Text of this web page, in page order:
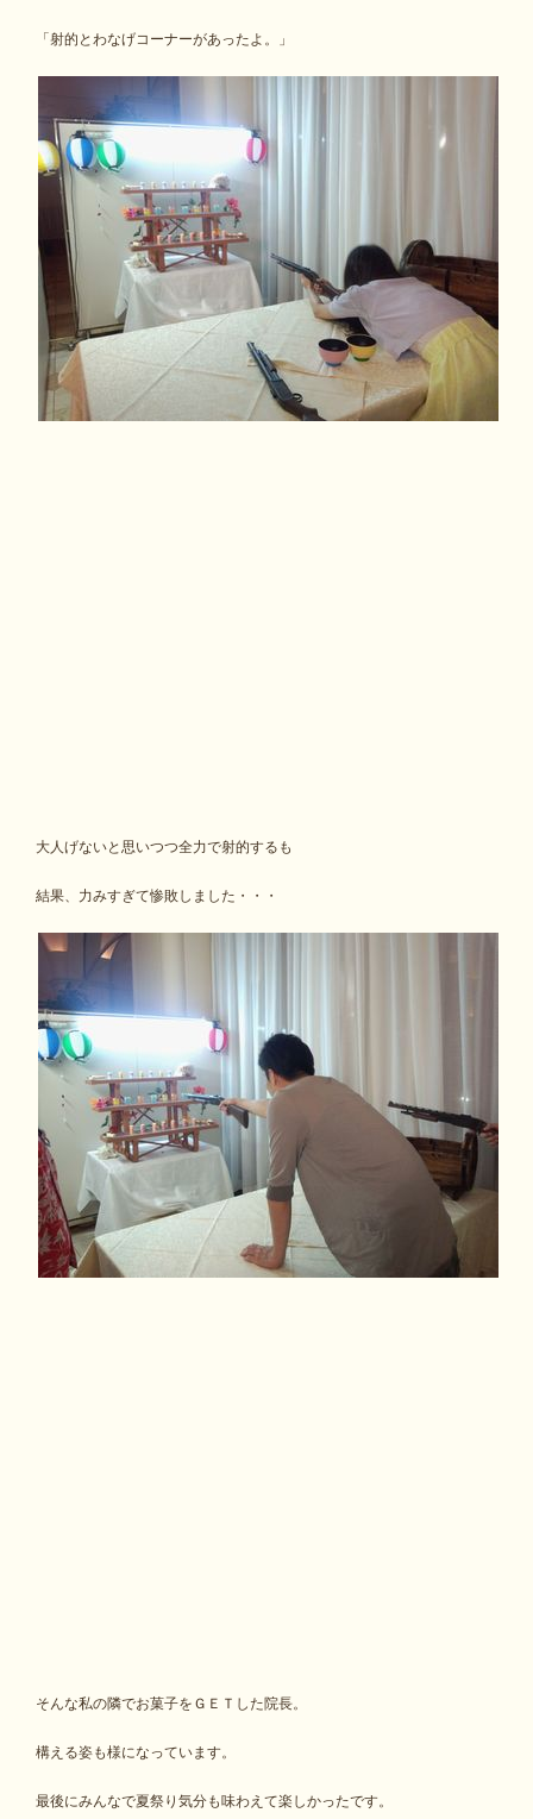
「射的とわなげコーナーがあったよ。」
大人げないと思いつつ全力で射的するも
結果、力みすぎて惨敗しました・・・
そんな私の隣でお菓子をＧＥＴした院長。
構える姿も様になっています。
最後にみんなで夏祭り気分も味わえて楽しかったです。